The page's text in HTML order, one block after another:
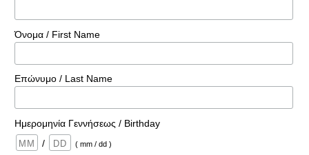
Όνομα / First Name
Επώνυμο / Last Name
Ημερομηνία Γεννήσεως / Birthday
/
( mm / dd )